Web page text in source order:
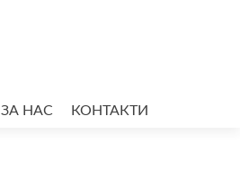
ЗА НАС КОНТАКТИ